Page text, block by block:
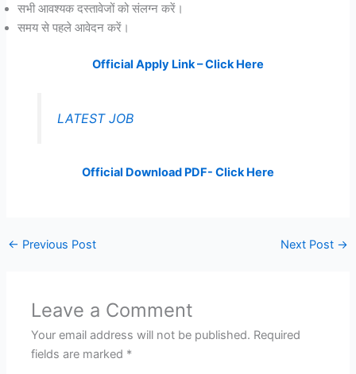
सभी आवश्यक दस्तावेजों को संलग्न करें।
समय से पहले आवेदन करें।
Official Apply Link – Click Here
LATEST JOB
Official Download PDF- Click Here
← Previous Post Next Post →
Leave a Comment
Your email address will not be published. Required
fields are marked *